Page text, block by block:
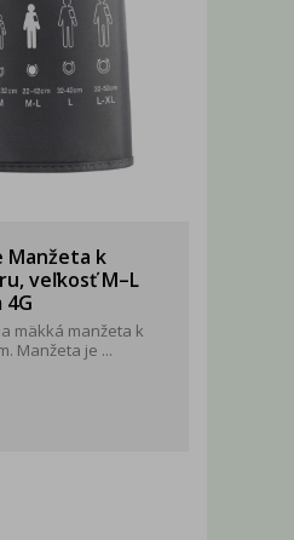
Manžeta k
veľkosť M–L
4G
mäkká manžeta k
Manžeta je ...